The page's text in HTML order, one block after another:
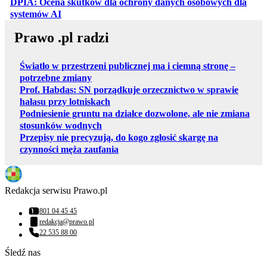
DPIA: Ocena skutków dla ochrony danych osobowych dla
systemów AIotwiera się w nowej karcie
Prawo .pl radzi
Światło w przestrzeni publicznej ma i ciemną stronę –
potrzebne zmiany
Prof. Habdas: SN porządkuje orzecznictwo w sprawie
hałasu przy lotniskach
Podniesienie gruntu na działce dozwolone, ale nie zmiana
stosunków wodnych
Przepisy nie precyzują, do kogo zgłosić skargę na
czynności męża zaufania
Redakcja serwisu Prawo.pl
Numer telefonu:
801 04 45 45
Adres email:
redakcja@prawo.pl
Numer telefonu:
22 535 88 00
Śledź nas